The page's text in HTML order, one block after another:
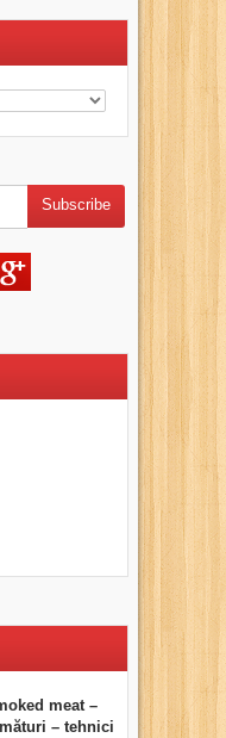
meat –
– tehnici